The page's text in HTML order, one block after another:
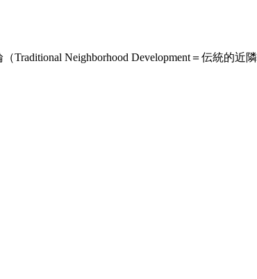
Neighborhood Development＝伝統的近